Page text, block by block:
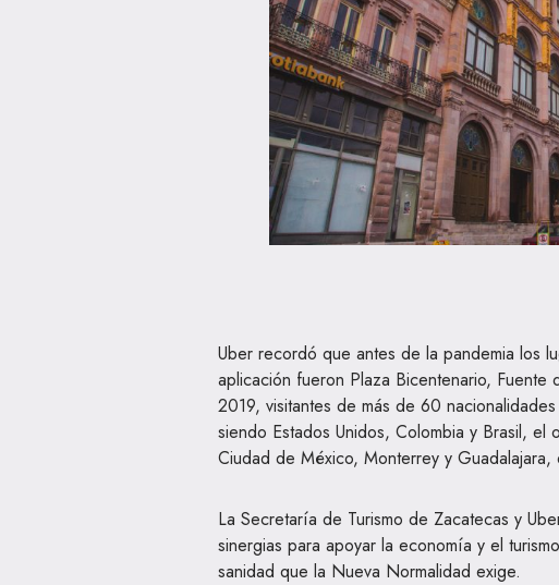
Uber recordó que antes de la pandemia los
aplicación fueron Plaza Bicentenario,
2019, visitantes de más de 60
siendo Estados Unidos, Colombia y Brasil,
Ciudad de México, Monterrey y Guadalajara,
La Secretaría de Turismo de Zacatecas y
sinergias para apoyar la economía y el
sanidad que la Nueva Normalidad exige.